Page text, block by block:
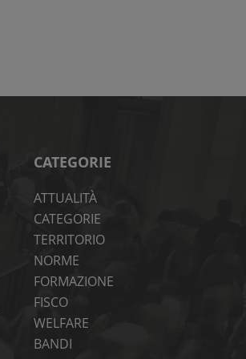
CATEGORIE
ATTUALITÀ
CATEGORIE
TERRITORIO
NORME
FORMAZIONE
FISCO
WELFARE
BANDI